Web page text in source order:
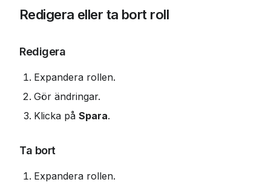
Redigera eller ta bort roll
Redigera
Expandera rollen.
Gör ändringar.
Klicka på Spara.
Ta bort
Expandera rollen.